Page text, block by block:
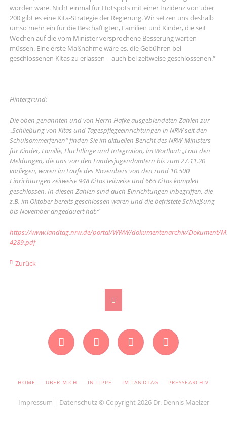
worden wäre. Nicht einmal für Hotspots mit einer Inzidenz von über
200 gibt es eine Kita-Strategie der Regierung. Wir setzen uns deshalb
umso mehr ein für die Beschäftigten, Familien und Kinder, die seit
Wochen auf die vom Minister versprochene Besserung warten
müssen. Eine erste Maßnahme wäre es, die Gebühren bei
geschlossenen Kitas zu erlassen – auch bei zeitweise geschlossenen.“
Hintergrund:
Die oben genannten und von Herrn Hafke ausgeblendeten Zahlen zur
„Schließung von Kitas und Tagespflegeeinrichtungen in NRW seit den
Schulsommerferien“ finden Sie im aktuellen Bericht des NRW-Ministers
für Kinder, Familie, Flüchtlinge und Integration, im Wortlaut: „Laut den
Meldungen, die uns von den Landesjugendämtern bis zum 27.11.20
vorliegen, waren im Laufe des Novembers von den rund 10.500
Einrichtungen zeitweise 948 KiTas teilweise und 665 KiTas komplett
geschlossen. In diesen Zahlen sind auch Einrichtungen inbegriffen, die
z.B. im Oktober bereits geschlossen waren und die befristete Schließung
bis November angedauert hat.“
https://www.landtag.nrw.de/portal/WWW/dokumentenarchiv/Dokument/
4289.pdf
Zurück
NAVIGATION
HOME ÜBER MICH IN LIPPE IM LANDTAG PRESSEARCHIV
Impressum | Datenschutz© Copyright 2026 Dr. Dennis Maelzer